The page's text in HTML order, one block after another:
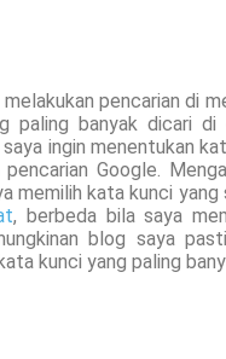
pencarian di
paling banyak dicari
ingin menentukan
Google.
memilih kata kunci
, berbeda bila saya
blog saya
kunci yang paling